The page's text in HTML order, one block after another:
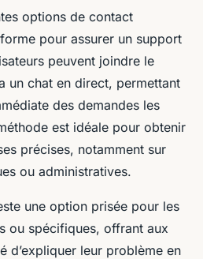
options de contact
pour assurer un support
peuvent joindre le
un chat en direct, permettant
des demandes les
est idéale pour obtenir
précises, notamment sur
ou administratives.
une option prisée pour les
ou spécifiques, offrant aux
d’expliquer leur problème en